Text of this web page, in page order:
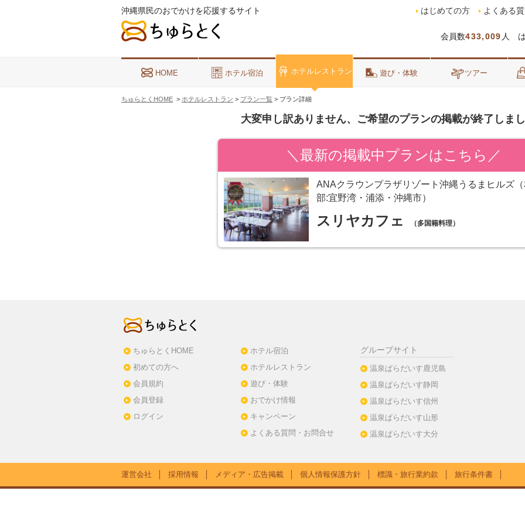
沖縄県民のおでかけを応援するサイト
会員数433,009 人 は
はじめての方 よくある
HOME ホテル宿泊 ホテルレストラン 遊び・体験 ツアー
ちゅらとくHOME > ホテルレストラン > プラン一覧 > プラン詳細
大変申し訳ありません、ご希望のプランの掲載が終了しまし
＼最新の掲載中プランはこちら／
ANAクラウンプラザリゾート沖縄うるまヒルズ（
部:宜野湾・浦添・沖縄市）
スリヤカフェ （多国籍料理）
ちゅらとくHOME
初めての方へ
会員規約
会員登録
ログイン
ホテル宿泊
ホテルレストラン
遊び・体験
おでかけ情報
キャンペーン
よくある質問・お問合せ
グループサイト
温泉ぱらだいす鹿児島
温泉ぱらだいす静岡
温泉ぱらだいす信州
温泉ぱらだいす山形
温泉ぱらだいす大分
運営会社 採用情報 メディア・広告掲載 個人情報保護方針 標識・旅行業約款 旅行条件書